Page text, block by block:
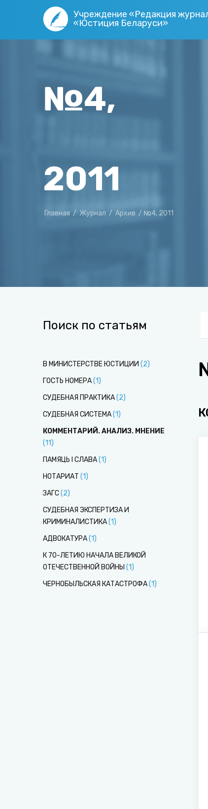
Учреждение «Редакция
«Юстиция Беларуси»
№4,
2011
Главная / Журнал / Архив / №4, 2011
Поиск по статьям
В МИНИСТЕРСТВЕ ЮСТИЦИИ (2)
ГОСТЬ НОМЕРА(1)
СУДЕБНАЯ ПРАКТИКА(2)
СУДЕБНАЯ СИСТЕМА(1)
КОММЕНТАРИЙ. АНАЛИЗ. МНЕНИЕ
(11)
ПАМЯЦЬ І СЛАВА(1)
НОТАРИАТ (1)
ЗАГС(2)
СУДЕБНАЯ ЭКСПЕРТИЗА И
КРИМИНАЛИСТИКА(1)
АДВОКАТУРА(1)
К 70-ЛЕТИЮ НАЧАЛА ВЕЛИКОЙ
ОТЕЧЕСТВЕННОЙ ВОЙНЫ (1)
ЧЕРНОБЫЛЬСКАЯ КАТАСТРОФА(1)